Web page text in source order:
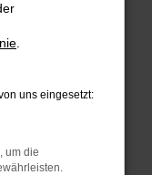
deine
deine
in einem
uns eingesetzt:
um die